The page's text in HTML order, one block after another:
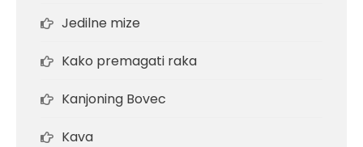
Jedilne mize
Kako premagati raka
Kanjoning Bovec
Kava